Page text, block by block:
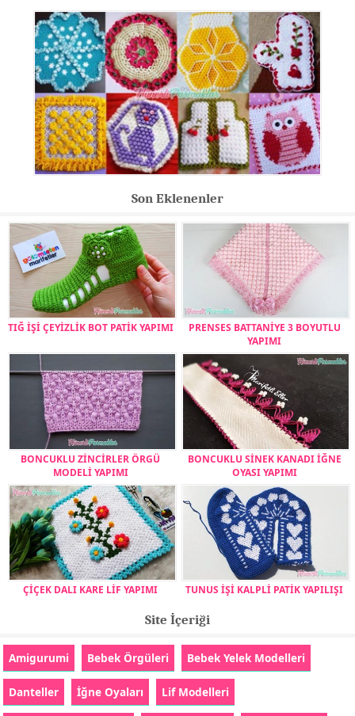
Son Eklenenler
TIĞ İŞİ ÇEYİZLİK BOT PATİK YAPIMI
PRENSES BATTANİYE 3 BOYUTLU
YAPIMI
BONCUKLU ZİNCİRLER ÖRGÜ
MODELİ YAPIMI
BONCUKLU SİNEK KANADI İĞNE
OYASI YAPIMI
ÇİÇEK DALI KARE LİF YAPIMI TUNUS İŞİ KALPLİ PATİK YAPILIŞI
Site İçeriği
Amigurumi Bebek Örgüleri Bebek Yelek Modelleri
Danteller İğne Oyaları Lif Modelleri